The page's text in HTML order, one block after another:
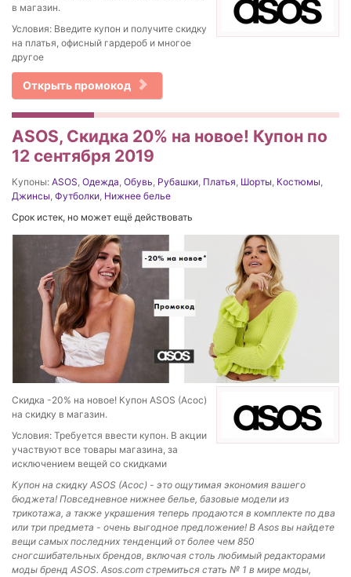
в магазин.
Условия: Введите купон и получите скидку
на платья, офисный гардероб и многое
другое
Открыть промокод
ASOS, Скидка 20% на новое! Купон по
12 сентября 2019
Купоны: ASOS Одежда Обувь Рубашки Платья Шорты Костюмы
Джинсы Футболки Нижнее белье
Срок истек, но может ещё действовать
Скидка -20% на новое! Купон ASOS (Асос)
на скидку в магазин.
Условия: Требуется ввести купон. В акции
участвуют все товары магазина, за
исключением вещей со скидками
Купон на скидку ASOS (Асос) - это ощутимая экономия вашего
бюджета! Повседневное нижнее белье, базовые модели из
трикотажа, а также украшения теперь продаются в комплекте по два
или три предмета - очень выгодное предложение! В Asos вы найдете
вещи самых последних тенденций от более чем 850
сногсшибательных брендов, включая столь любимый редакторами
моды бренд ASOS. Asos.com стремиться стать № 1 в мире моды,